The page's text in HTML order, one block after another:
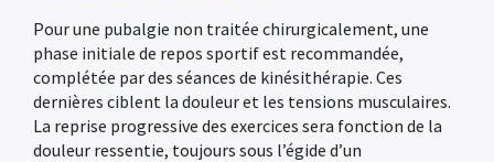
Pour une pubalgie non traitée chirurgicalement, une
phase initiale de repos sportif est recommandée,
complétée par des séances de kinésithérapie. Ces
dernières ciblent la douleur et les tensions musculaires.
La reprise progressive des exercices sera fonction de la
douleur ressentie, toujours sous l’égide d’un